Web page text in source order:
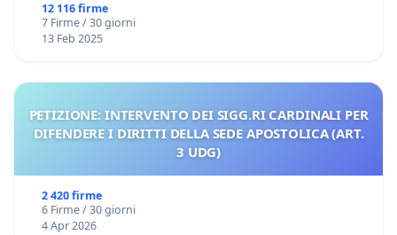
12 116 firme
7 Firme / 30 giorni
13 Feb 2025
PETIZIONE: INTERVENTO DEI SIGG.RI CARDINALI PER
DIFENDERE I DIRITTI DELLA SEDE APOSTOLICA (ART.
3 UDG)
2 420 firme
6 Firme / 30 giorni
4 Apr 2026